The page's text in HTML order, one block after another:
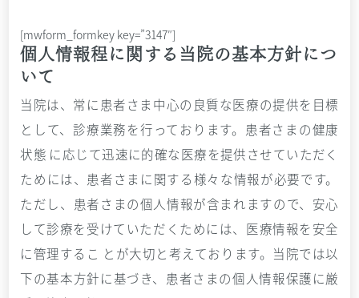
[mwform_formkey key=”3147″]
個人情報程に関する当院の基本方針につ
いて
当院は、常に患者さま中心の良質な医療の提供を目標
として、診療業務を行っております。患者さまの健康
状態 に応じて迅速に的確な医療を提供させていただく
ためには、患者さまに関する様々な情報が必要です。
ただし、患者さまの個人情報が含まれますので、安心
して診療を受けていただくためには、医療情報を安全
に管理するこ とが大切と考えております。当院では以
下の基本方針に基づき、患者さまの個人情報保護に厳